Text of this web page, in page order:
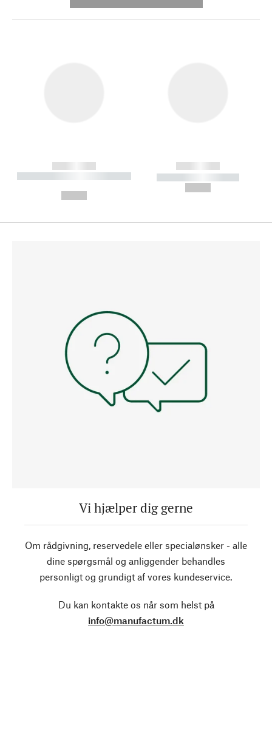
------------
----------- ----------- --------
------------
----------- -----------
Vi hjælper dig gerne
Om rådgivning, reservedele eller specialønsker - alle
dine spørgsmål og anliggender behandles
personligt og grundigt af vores kundeservice.
Du kan kontakte os når som helst på
info@manufactum.dk